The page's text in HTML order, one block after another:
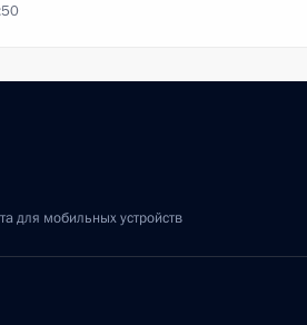
для мобильных устройств